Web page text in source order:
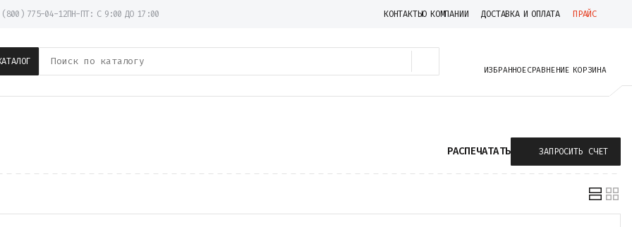
(800) 775-04-12ПН-ПТ: С 9:00 ДО 17:00 КОНТАКТЫО КОМПАНИИ ДОСТАВКА И ОПЛАТА ПРАЙС
ИЗБРАННОЕСРАВНЕНИЕ КОРЗИНА
РАСПЕЧАТАТЬ ЗАПРОСИТЬ СЧЕТ